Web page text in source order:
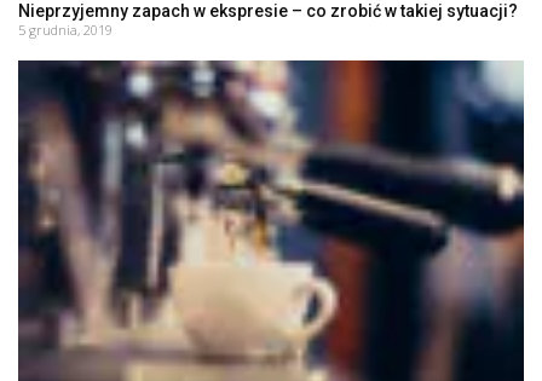
Nieprzyjemny zapach w ekspresie – co zrobić w takiej sytuacji?
5 grudnia, 2019